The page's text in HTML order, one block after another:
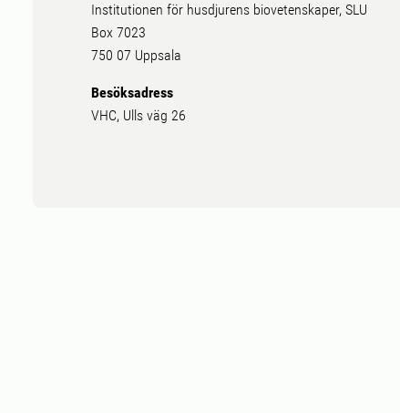
Institutionen för husdjurens biovetenskaper, SLU
Box 7023
750 07 Uppsala
Besöksadress
VHC, Ulls väg 26